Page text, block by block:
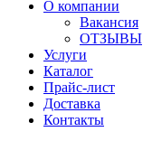
О компании
Вакансия
ОТЗЫВЫ
Услуги
Каталог
Прайс-лист
Доставка
Контакты